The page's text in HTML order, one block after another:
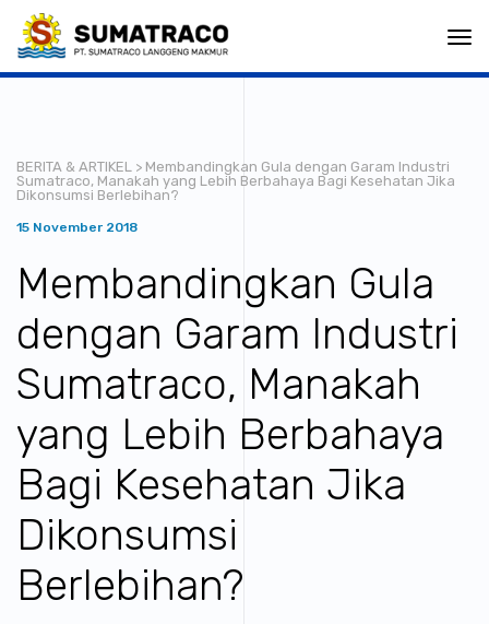
BERITA & ARTIKEL > Membandingkan Gula dengan Garam Industri
Sumatraco, Manakah yang Lebih Berbahaya Bagi Kesehatan Jika
Dikonsumsi Berlebihan?
15 November 2018
Membandingkan Gula
dengan Garam Industri
Sumatraco, Manakah
yang Lebih Berbahaya
Bagi Kesehatan Jika
Dikonsumsi
Berlebihan?